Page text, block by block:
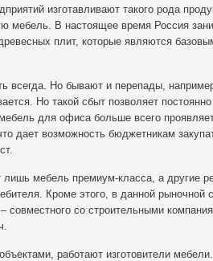
изготавливают такого рода
мебель. В настоящее время Россия
плит, которые являются
всегда. Но бывают и перепады,
Но такой сбыт позволяет
для офиса больше всего
дает возможность бюджетникам
мебель премиум-класса, а другие
Кроме этого, в данной
совместного со строительными
работают изготовители